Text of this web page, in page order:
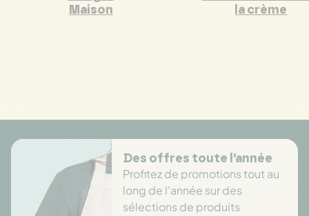
Maison
la crème
Des offres toute l’année
Profitez de promotions tout au
long de l'année sur des
sélections de produits